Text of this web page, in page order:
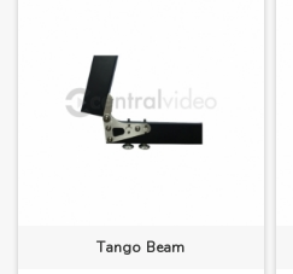
Tango Beam